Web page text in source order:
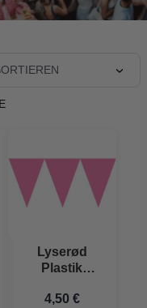
Lyserød
Plastik
- 4,5 meter
4,50 €